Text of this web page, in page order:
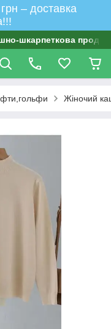
– доставка
шкарпеткова
Жіночий